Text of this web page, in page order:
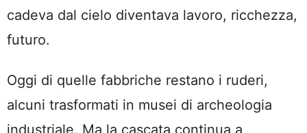
cadeva dal cielo diventava lavoro, ricchezza,
futuro.
Oggi di quelle fabbriche restano i ruderi,
alcuni trasformati in musei di archeologia
industriale. Ma la cascata continua a